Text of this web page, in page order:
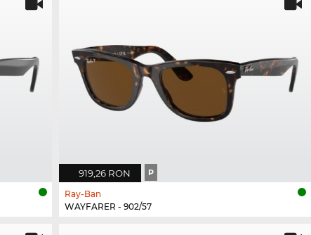
919,26 RON P
Ray-Ban
WAYFARER - 902/57